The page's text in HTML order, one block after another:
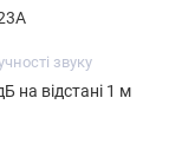
звуку
на відстані 1 м